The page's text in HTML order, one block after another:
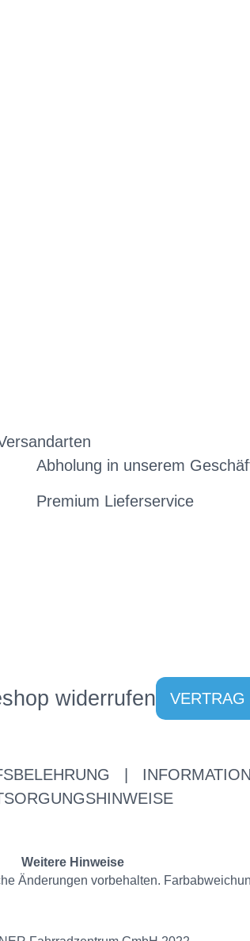
Abholung in unserem
Premium Lieferservice
widerrufen VERTRAG
Weitere Hinweise
Änderungen vorbehalten.